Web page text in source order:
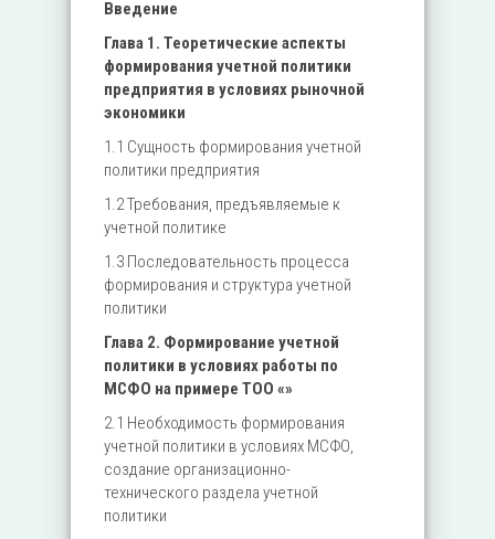
Введение
Глава 1. Теоретические аспекты
формирования учетной политики
предприятия в условиях рыночной
экономики
1.1 Сущность формирования учетной
политики предприятия
1.2 Требования, предъявляемые к
учетной политике
1.3 Последовательность процесса
формирования и структура учетной
политики
Глава 2. Формирование учетной
политики в условиях работы по
МСФО на примере ТОО «»
2.1 Необходимость формирования
учетной политики в условиях МСФО,
создание организационно-
технического раздела учетной
политики